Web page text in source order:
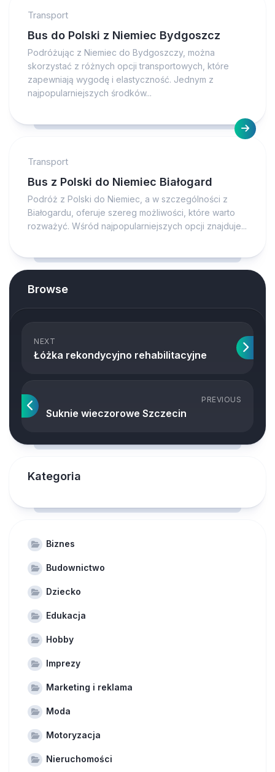
Transport
Bus do Polski z Niemiec Bydgoszcz
Podróżując z Niemiec do Bydgoszczy, można
skorzystać z różnych opcji transportowych, które
zapewniają wygodę i elastyczność. Jednym z
najpopularniejszych środków...
Transport
Bus z Polski do Niemiec Białogard
Podróż z Polski do Niemiec, a w szczególności z
Białogardu, oferuje szereg możliwości, które warto
rozważyć. Wśród najpopularniejszych opcji znajduje...
Browse
NEXT
Łóżka rekondycyjno rehabilitacyjne
PREVIOUS
Suknie wieczorowe Szczecin
Kategoria
Biznes
Budownictwo
Dziecko
Edukacja
Hobby
Imprezy
Marketing i reklama
Moda
Motoryzacja
Nieruchomości